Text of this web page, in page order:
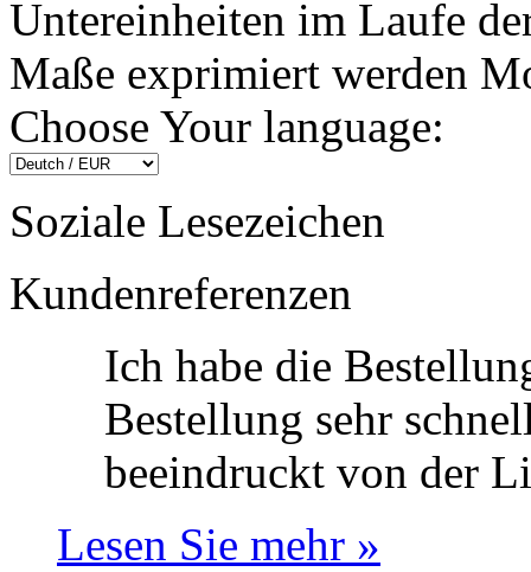
Untereinheiten im Laufe
Maße exprimiert werden
Choose Your language:
Soziale Lesezeichen
Kundenreferenzen
Ich habe die
Bestellung sehr
beeindruckt von der
Lesen Sie mehr »